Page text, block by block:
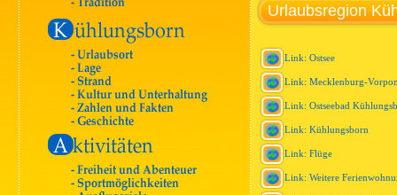
Urlaubsregion
Link: Ostsee
Link: Mecklenburg-
Link: Ostseebad
Link: Kühlungsborn
Link: Flüge
Link: Weitere